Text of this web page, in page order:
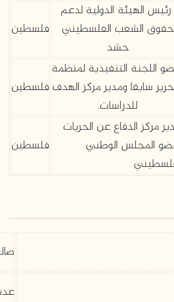
رئيس الهيئة الدولية لدعم
حقوق الشعب الفلسطيني
حشد
فلسطين
اللجنة التنفيذية لمنظمة
سابقا ومدير مركز الهدف
للدراسات.
فلسطين
مركز الدفاع عن الحريات
المجلس الوطني
فلسطين